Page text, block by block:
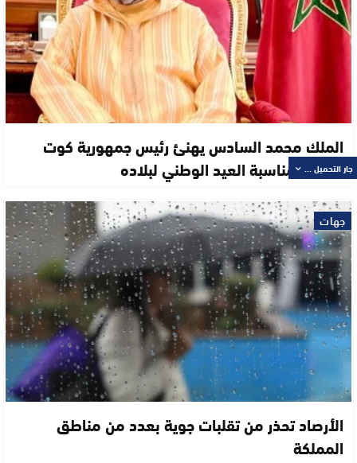
الملك محمد السادس يهنئ رئيس جمهورية كوت
ديفوار بمناسبة العيد الوطني لبلاده
جهات
الأرصاد تحذر من تقلبات جوية بعدد من مناطق
المملكة
جار التحميل ...